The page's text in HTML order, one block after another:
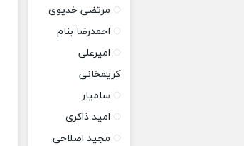
مرتضی خدیوی
احمدرضا بنام
امیرعلی
کریمخانی
سامیار
امید ذاکری
مجید اصلاحی